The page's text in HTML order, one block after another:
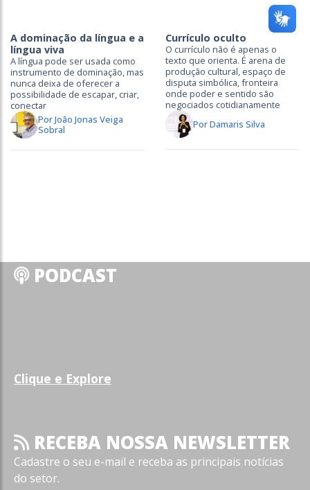
A dominação da língua e a
língua viva
A língua pode ser usada como
instrumento de dominação, mas
nunca deixa de oferecer a
possibilidade de escapar, criar,
conectar
Por João Jonas Veiga
Sobral
Currículo oculto
O currículo não é apenas o
texto que orienta. É arena de
produção cultural, espaço de
disputa simbólica, fronteira
onde poder e sentido são
negociados cotidianamente
Por Damaris Silva
PODCAST
Clique e Explore
RECEBA NOSSA NEWSLETTER
Cadastre o seu e-mail e receba as principais notícias
do setor.